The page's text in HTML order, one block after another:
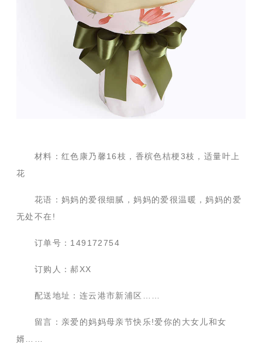
材料：红色康乃馨16枝，香槟色桔梗3枝，适量叶上
花
花语：妈妈的爱很细腻，妈妈的爱很温暖，妈妈的爱
无处不在!
订单号：149172754
订购人：郝XX
配送地址：连云港市新浦区……
留言：亲爱的妈妈母亲节快乐!爱你的大女儿和女
婿……